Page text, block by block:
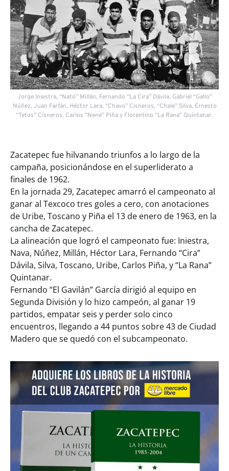
Jorge Iniestra, “Nato” Millán, Fernando “La Cira” Dávila, Gabriel “Gallo”
Núñez, Juan Farfán, Héctor Lara, “Chavo” Cisneros, “Chale” Silva, Ernesto
“Tetos” Cisneros, Carlos “Nene” Piña y Florentino “La Rana” Quintanar.
Zacatepec fue hilvanando triunfos a lo largo de la
campaña, posicionándose en el superliderato a
finales de 1962.
En la jornada 29, Zacatepec amarró el campeonato al
ganar al Texcoco tres goles a cero, con anotaciones
de Uribe, Toscano y Piña el 13 de enero de 1963, en la
cancha de Zacatepec.
La alineación que logró el campeonato fue: Iniestra,
Nava, Núñez, Millán, Héctor Lara, Fernando “Cira”
Dávila, Silva, Toscano, Uribe, Carlos Piña, y “La Rana”
Quintanar.
Fernando “El Gavilán” García dirigió al equipo en
Segunda División y lo hizo campeón, al ganar 19
partidos, empatar seis y perder solo cinco
encuentros, llegando a 44 puntos sobre 43 de Ciudad
Madero que se quedó con el subcampeonato.